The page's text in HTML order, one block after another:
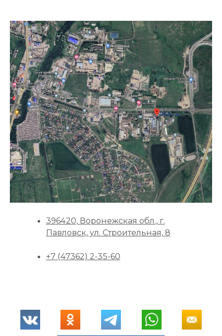
396420, Воронежская обл., г.
Павловск, ул. Строительная, 8
+7 (47362) 2-35-60